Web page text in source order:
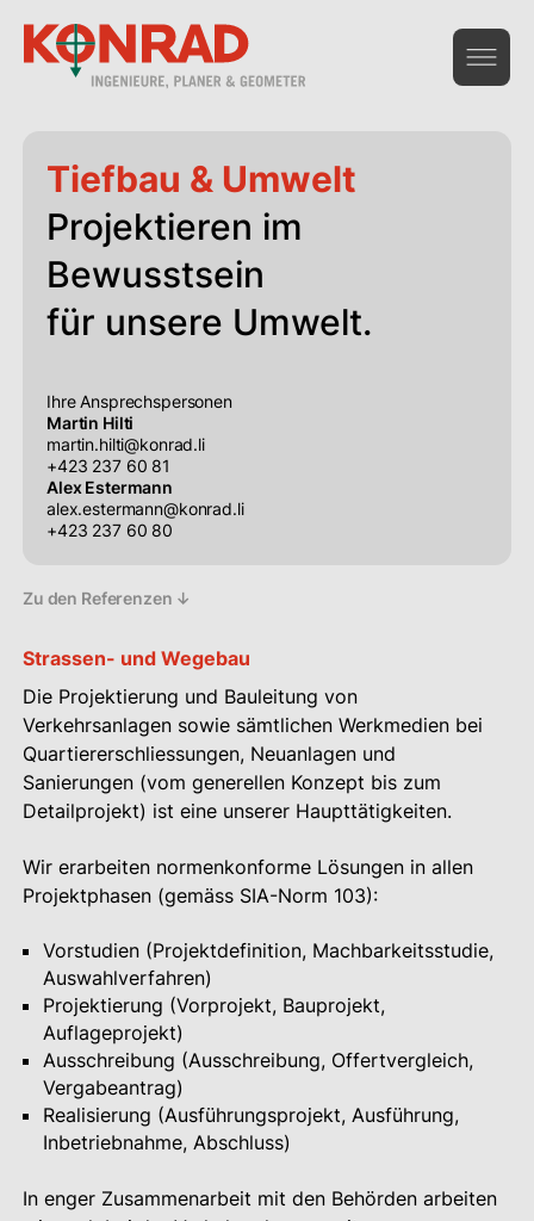
Hochbau & Statik
Tiefbau & Umwelt
Das Unternehmen
Tiefbau & Umwelt
Projektieren im
Bewusstsein
für unsere Umwelt.
Ihre Ansprechspersonen
Martin Hilti
martin.hilti@konrad.li
+423 237 60 81
Alex Estermann
alex.estermann@konrad.li
+423 237 60 80
Zu den Referenzen ↓
Strassen- und Wegebau
Die Projektierung und Bauleitung von
Verkehrsanlagen sowie sämtlichen Werkmedien bei
Quartiererschliessungen, Neuanlagen und
Sanierungen (vom generellen Konzept bis zum
Detailprojekt) ist eine unserer Haupttätigkeiten.
Wir erarbeiten normenkonforme Lösungen in allen
Projektphasen (gemäss SIA-Norm 103):
Vorstudien (Projektdefinition, Machbarkeitsstudie,
Auswahlverfahren)
Projektierung (Vorprojekt, Bauprojekt,
Auflageprojekt)
Ausschreibung (Ausschreibung, Offertvergleich,
Vergabeantrag)
Realisierung (Ausführungsprojekt, Ausführung,
Inbetriebnahme, Abschluss)
In enger Zusammenarbeit mit den Behörden arbeiten